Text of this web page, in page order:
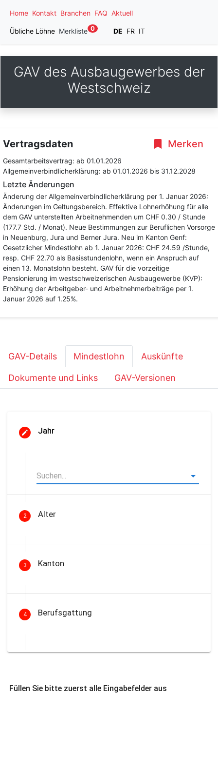
Home Kontakt Branchen FAQ Aktuell
Übliche Löhne Merkliste 0 DE FR IT
GAV des Ausbaugewerbes der
Westschweiz
Merken
Vertragsdaten
Gesamtarbeitsvertrag: ab 01.01.2026
Allgemeinverbindlicherklärung: ab 01.01.2026 bis 31.12.2028
Letzte Änderungen
Änderung der Allgemeinverbindlicherklärung per 1. Januar 2026:
Änderungen im Geltungsbereich. Effektive Lohnerhöhung für alle
dem GAV unterstellten Arbeitnehmenden um CHF 0.30 / Stunde
(177.7 Std. / Monat). Neue Bestimmungen zur Beruflichen Vorsorge
in Neuenburg, Jura und Berner Jura. Neu im Kanton Genf:
Gesetzlicher Mindestlohn ab 1. Januar 2026: CHF 24.59 /Stunde,
resp. CHF 22.70 als Basisstundenlohn, wenn ein Anspruch auf
einen 13. Monatslohn besteht. GAV für die vorzeitige
Pensionierung im westschweizerischen Ausbaugewerbe (KVP):
Erhöhung der Arbeitgeber- und Arbeitnehmerbeiträge per 1.
Januar 2026 auf 1.25%.
GAV-Details Mindestlohn Auskünfte
Dokumente und Links GAV-Versionen
Jahr
2 Alter
3 Kanton
4 Berufsgattung
Füllen Sie bitte zuerst alle Eingabefelder aus